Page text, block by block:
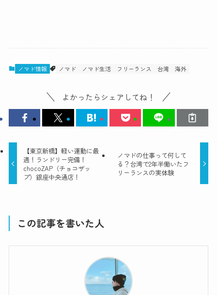
ノマド情報 ノマド ノマド生活 フリーランス 台湾 海外
よかったらシェアしてね！
【東京新橋】軽い運動に最
適！ランドリー完備！
chocoZAP（チョコザッ
プ）銀座中央通店！
ノマドの仕事って何して
る？台湾で2年半働いたフ
リーランスの実体験
この記事を書いた人